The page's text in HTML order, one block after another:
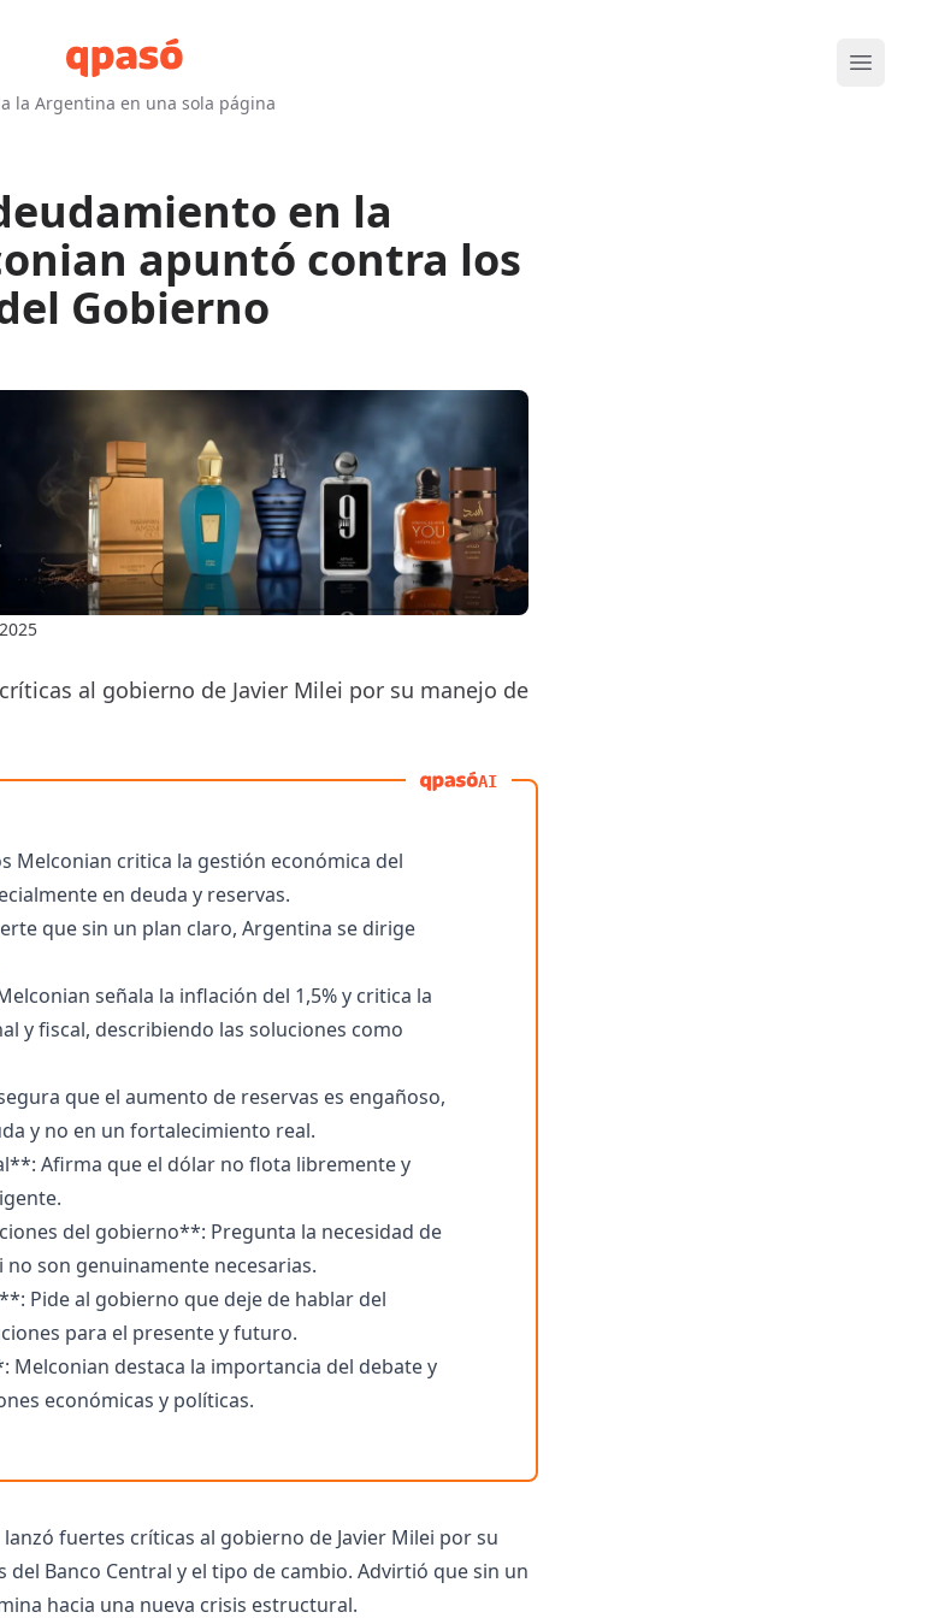
la Argentina en una sola página
Abrir
en la
apuntó contra los
Gobierno
al gobierno de Javier Milei por su manejo de
AI
Melconian critica la gestión económica del
en deuda y reservas.
que sin un plan claro, Argentina se dirige
señala la inflación del 1,5% y critica la
y fiscal, describiendo las soluciones como
que el aumento de reservas es engañoso,
y no en un fortalecimiento real.
Afirma que el dólar no flota libremente y
del gobierno**: Pregunta la necesidad de
son genuinamente necesarias.
Pide al gobierno que deje de hablar del
para el presente y futuro.
destaca la importancia del debate y
económicas y políticas.
fuertes críticas al gobierno de Javier Milei por su
del Banco Central y el tipo de cambio. Advirtió que sin un
hacia una nueva crisis estructural.